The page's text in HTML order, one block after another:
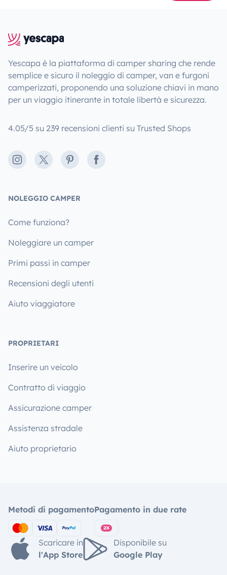
Yescapa è la piattaforma di camper sharing che rende
semplice e sicuro il noleggio di camper, van e furgoni
camperizzati, proponendo una soluzione chiavi in mano
per un viaggio itinerante in totale libertà e sicurezza.
4.05/5 su 239 recensioni clienti su Trusted Shops
Instagram
X PinterestFacebook
NOLEGGIO CAMPER
Come funziona?
Noleggiare un camper
Primi passi in camper
Recensioni degli utenti
Aiuto viaggiatore
PROPRIETARI
Inserire un veicolo
Contratto di viaggio
Assicurazione camper
Assistenza stradale
Aiuto proprietario
Metodi di pagamentoPagamento in due rate
Scaricare in
l'App Store
Disponibile su
Google Play